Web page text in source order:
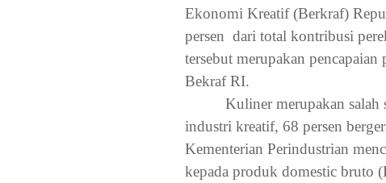
Ekonomi Kreatif (Berkraf)
persen dari total kontribusi
tersebut merupakan
Bekraf RI.
Kuliner merupakan
industri kreatif, 68 persen
Kementerian Perindustrian
kepada produk domestic bruto